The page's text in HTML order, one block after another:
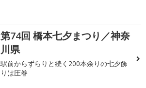
第74回 橋本七夕まつり／神奈
川県
駅前からずらりと続く200本余りの七夕飾
りは圧巻